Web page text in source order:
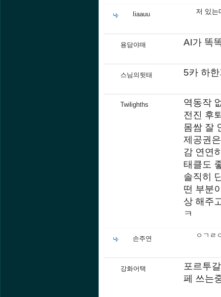
Iiaauu 저 있는
용담야매 AI가 똑
스님의뒷태 5카 하
Twilighths
역동작
전진 후
몸쌈 잘
제공권
감 연연
태클도
솔직히
떤 부분
상 해주
ㅋ
손주연 ㅇㄱㄹ
강화어택
포르투
페 쓰는